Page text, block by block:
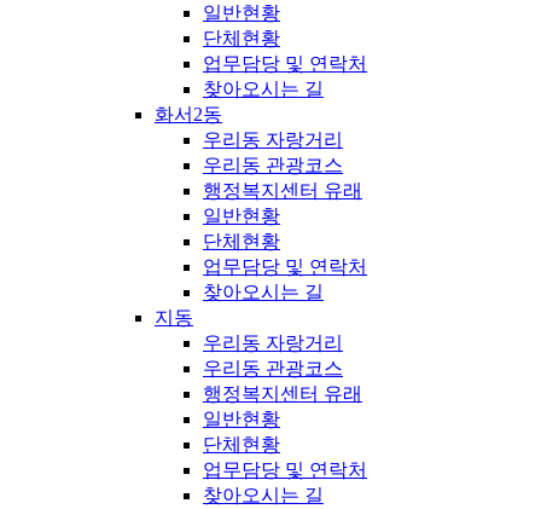
일반현황
단체현황
업무담당 및 연락처
찾아오시는 길
화서2동
우리동 자랑거리
우리동 관광코스
행정복지센터 유래
일반현황
단체현황
업무담당 및 연락처
찾아오시는 길
지동
우리동 자랑거리
우리동 관광코스
행정복지센터 유래
일반현황
단체현황
업무담당 및 연락처
찾아오시는 길